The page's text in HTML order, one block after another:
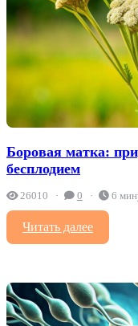
Боровая матка:
бесплодием
26010 0 6
Читать далее